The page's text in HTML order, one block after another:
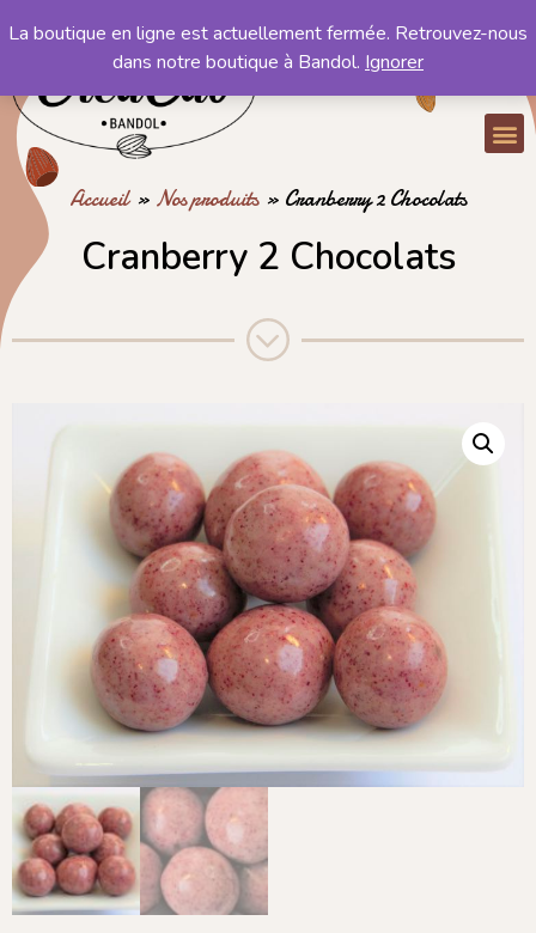
Mon compte
Accueil» Nos produits» Cranberry 2 Chocolats
Cranberry 2 Chocolats
La boutique en ligne est actuellement fermée. Retrouvez-nous
dans notre boutique à Bandol. Ignorer